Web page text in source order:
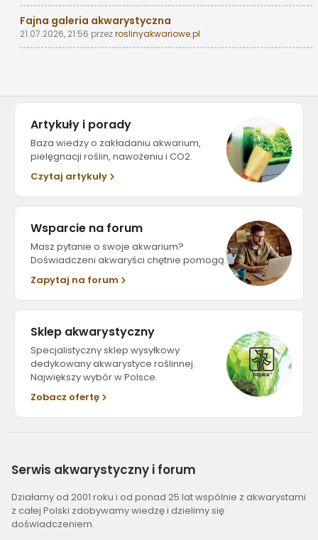
Fajna galeria akwarystyczna
21.07.2026, 21:56 przezroslinyakwariowe.pl
Artykuły i porady
Baza wiedzy o zakładaniu akwarium,
pielęgnacji roślin, nawożeniu i CO2.
Czytaj artykuły
Wsparcie na forum
Masz pytanie o swoje akwarium?
Doświadczeni akwaryści chętnie pomogą.
Zapytaj na forum
Sklep akwarystyczny
Specjalistyczny sklep wysyłkowy
dedykowany akwarystyce roślinnej.
Największy wybór w Polsce.
Zobacz ofertę
Serwis akwarystyczny i forum
Działamy od 2001 roku i od ponad 25 lat wspólnie z akwarystami
z całej Polski zdobywamy wiedzę i dzielimy się
doświadczeniem.